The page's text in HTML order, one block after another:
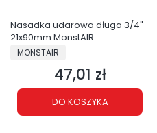
Nasadka udarowa długa 3/4"
21x90mm MonstAIR
PRODUCENT
MONSTAIR
Cena
47,01 zł
DO KOSZYKA